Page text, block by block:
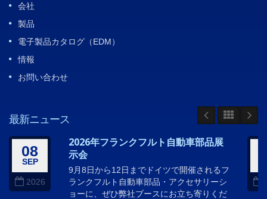
会社
製品
電子製品カタログ（EDM）
情報
お問い合わせ
最新ニュース
08
SEP
2026
2026年フランクフルト自動車部品展
示会
9月8日から12日までドイツで開催されるフ
ランクフルト自動車部品・アクセサリーシ
ョーに、ぜひ弊社ブースにお立ち寄りくだ